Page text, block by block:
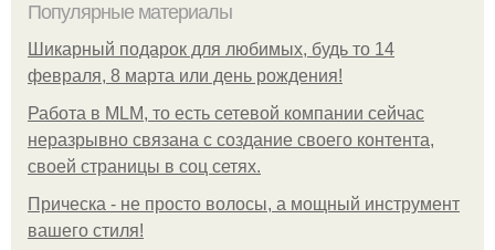
Популярные материалы
Шикарный подарок для любимых, будь то 14
февраля, 8 марта или день рождения!
Работа в MLM, то есть сетевой компании сейчас
неразрывно связана с создание своего контента,
своей страницы в соц сетях.
Прическа - не просто волосы, а мощный инструмент
вашего стиля!